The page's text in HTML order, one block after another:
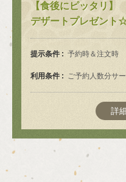
【食後にピッタリ】
デザートプレゼント
提示条件 予約時＆注文時
利用条件 ご予約人数分サ
詳
北海道函館市本町２２－１１
https://
お店情